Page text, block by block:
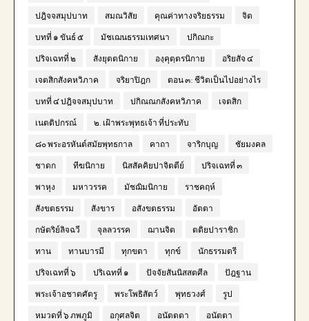
ปฎิจจสมุปบาท สมณวิสัย คุณค่าทางจริยธรรม จิต
บทที่ ๑ ขันธ์ ๕ มัชเฌนธรรมเทศนา ปกิณกะ
ปริจเฉทที่ ๒ สังยุตตนิกาย องฺคุตฺตรนิกาย อริยสัจ ๔
เจตสิกสังคหวิภาค จริยาปิฎก ตอน ๓: ชีวิตเป็นไปอย่างไร
บทที่ ๔ ปฎิจจสมุปบาท ปกิณณกสังคหวิภาค เจตสิก
เนตติปกรณ์ ๒. เฝ้าพระพุทธเจ้า ที่ประทับ
๘๐ พระอรหันต์สมัยพุทธกาล คาถา จาริกบุญ ชัยมงคล
ชาดก ทีฆนิกาย นิสสัคคิยปาจิตตีย์ ปริจเฉทที่ ๓
พาหุง มหาวรรค มัชฌิมนิกาย ราชคฤห์
สังขตธรรม สังขาร อสังขตธรรม อัตตา
กษัตริย์ลิจฉวี จุลลวรรค ฌานจิต ตติยปาราชิก
ทาน ทานบารมี ทุกขตา ทุกข์ นักธรรมตรี
ปริจเฉทที่ ๖ ปริเฉทที่ ๑ ปัจจัยสันนิสสตศีล ปัฎฐาน
พระเจ้าอชาตศัตรู พระโพธิสัตว์ พุทธวงศ์ รูป
หมวดที่ ๖ ภพภูมิ อกุศลจิต อนัตตตา อนัตตา